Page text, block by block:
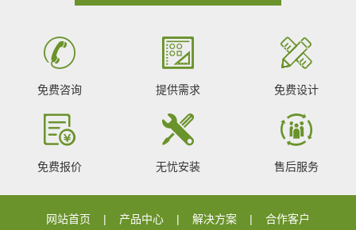
免费咨询 提供需求 免费设计
免费报价 无忧安装 售后服务
网站首页 产品中心 解决方案
合作客户